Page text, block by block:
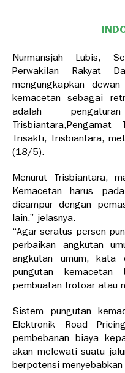
Nurmansjah Lubis,
Perwakilan Rakyat
mengungkapkan
kemacetan sebagai
adalah
Trisakti, Trisbiantara,
(18/5).
Menurut Trisbiantara,
Kemacetan harus
dicampur dengan
lain,” jelasnya.
“Agar seratus persen
perbaikan angkutan
angkutan umum,
pungutan
pembuatan trotoar atau
Sistem pungutan
Elektronik Road
pembebanan biaya
akan melewati suatu
berpotensi